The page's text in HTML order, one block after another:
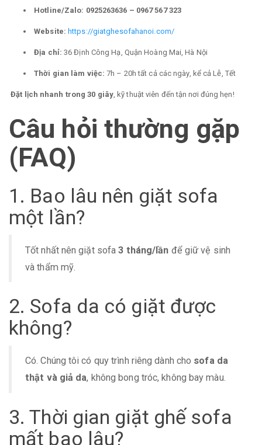
Hotline/Zalo: 0925263636 – 0967 567 323
Website: https://giatghesofahanoi.com/
Địa chỉ: 36 Định Công Hạ, Quận Hoàng Mai, Hà Nội
Thời gian làm việc: 7h – 20h tất cả các ngày, kể cả Lễ, Tết
Đặt lịch nhanh trong 30 giây, kỹ thuật viên đến tận nơi đúng hẹn!
Câu hỏi thường gặp
(FAQ)
1. Bao lâu nên giặt sofa
một lần?
Tốt nhất nên giặt sofa3 tháng/lần để giữ vệ sinh
và thẩm mỹ.
2. Sofa da có giặt được
không?
Có. Chúng tôi có quy trình riêng dành cho sofa da
thật và giả da, không bong tróc, không bay màu.
3. Thời gian giặt ghế sofa
mất bao lâu?